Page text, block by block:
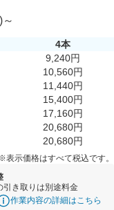
4本
9,240円
10,560円
11,440円
15,400円
17,160円
20,680円
20,680円
表示価格はすべて税込です。
き取りは別途料金
作業内容の詳細はこちら